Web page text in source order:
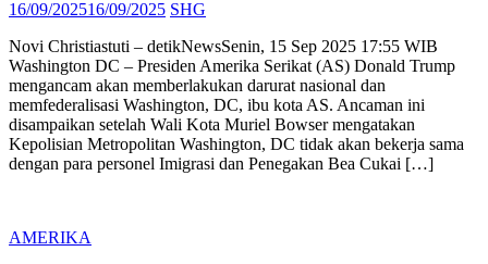
Posted
16/09/202516/09/2025 Author
SHG
Novi Christiastuti – detikNewsSenin, 15 Sep 2025 17:55 WIB
Washington DC – Presiden Amerika Serikat (AS) Donald Trump
mengancam akan memberlakukan darurat nasional dan
memfederalisasi Washington, DC, ibu kota AS. Ancaman ini
disampaikan setelah Wali Kota Muriel Bowser mengatakan
Kepolisian Metropolitan Washington, DC tidak akan bekerja sama
dengan para personel Imigrasi dan Penegakan Bea Cukai […]
AMERIKA